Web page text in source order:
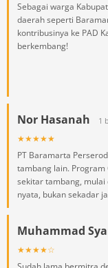
Sebagai warga
daerah seperti
kontribusinya ke PAD
berkembang!
Nor Hasanah 1
★★★★★
PT Baramarta
tambang lain. Program
sekitar tambang, mulai
nyata, bukan sekadar
Muhammad
★★★★☆